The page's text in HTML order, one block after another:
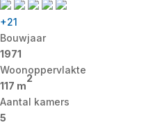
+21
Bouwjaar
1971
Woonoppervlakte
117 m
2
Aantal kamers
5